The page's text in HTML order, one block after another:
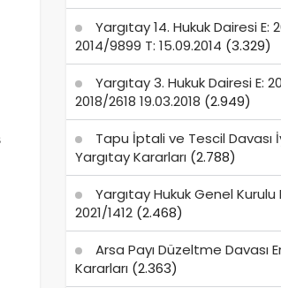
Yargıtay 14. Hukuk Dairesi E:
2014/9899 T: 15.09.2014 (3.329)
Yargıtay 3. Hukuk Dairesi E:
2018/2618 19.03.2018 (2.949)
Tapu İptali ve Tescil Davası
Yargıtay Kararları (2.788)
Yargıtay Hukuk Genel Kurulu
2021/1412 (2.468)
Arsa Payı Düzeltme Davası
Kararları (2.363)